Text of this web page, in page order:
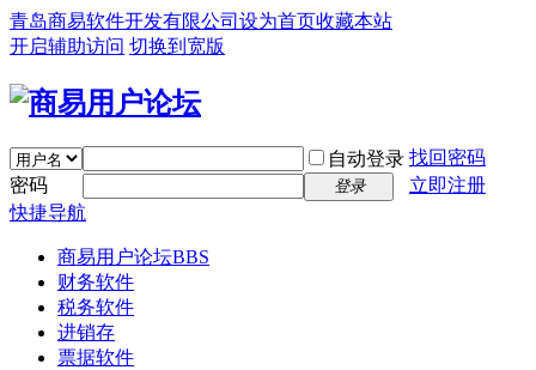
青岛商易软件开发有限公司 设为首页收藏本站
开启辅助访问 切换到宽版
自动登录 找回密码
密码
登录
立即注册
快捷导航
商易用户论坛BBS
财务软件
税务软件
进销存
票据软件